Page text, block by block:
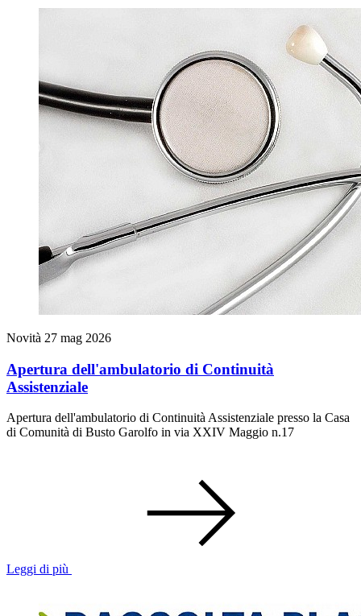
Novità 27 mag 2026
Apertura dell'ambulatorio di Continuità
Assistenziale
Apertura dell'ambulatorio di Continuità Assistenziale presso la Casa
di Comunità di Busto Garolfo in via XXIV Maggio n.17
Leggi di più